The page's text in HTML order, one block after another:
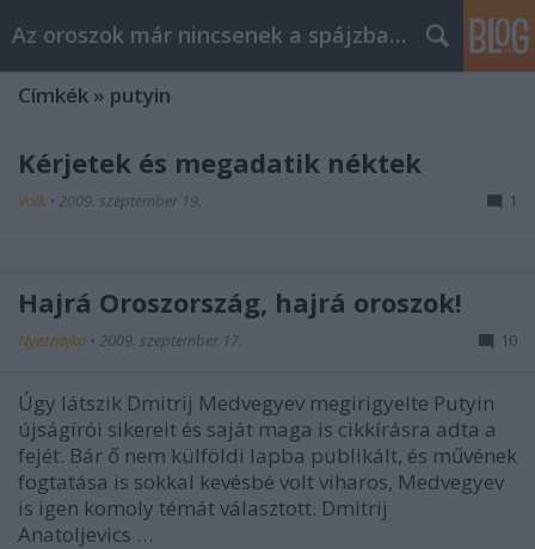
Az oroszok már nincsenek a spájzban...
Címkék » putyin
Kérjetek és megadatik néktek
Volk • 2009. szeptember 19. 1
Hajrá Oroszország, hajrá oroszok!
Nyeznajka • 2009. szeptember 17. 10
Úgy látszik Dmitrij Medvegyev megirigyelte Putyin
újságírói sikereit és saját maga is cikkírásra adta a
fejét. Bár ő nem külföldi lapba publikált, és művének
fogtatása is sokkal kevésbé volt viharos, Medvegyev
is igen komoly témát választott. Dmitrij
Anatoljevics …